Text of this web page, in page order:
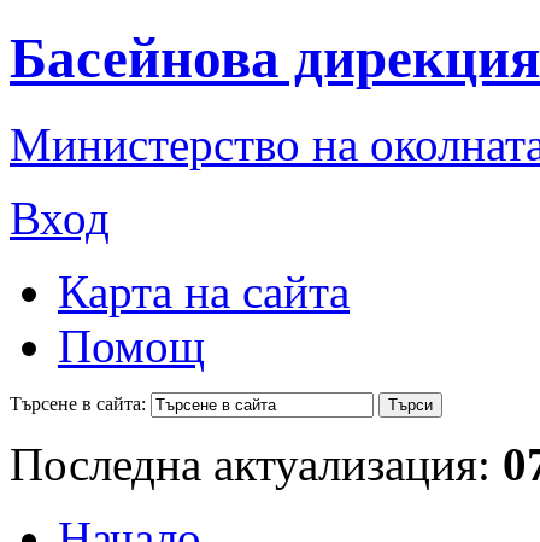
Басейнова
Министерство на
Вход
Карта на сайта
Помощ
Търсене в сайта:
Последна актуализация: